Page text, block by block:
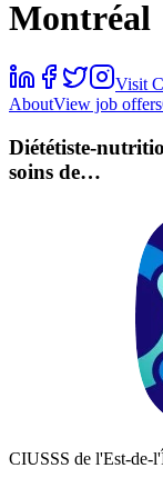
Montréal
Visit
AboutView job offers
Diététiste-
soins de…
CIUSSS de l'Est-